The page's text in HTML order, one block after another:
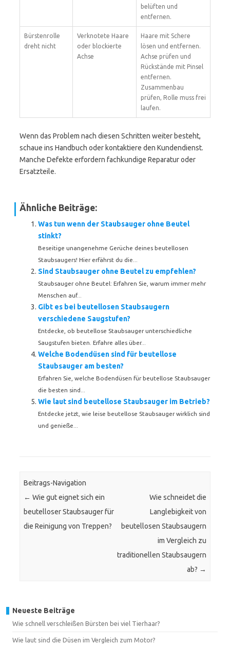
belüften und
entfernen.
Bürstenrolle
dreht nicht
Verknotete Haare
oder blockierte
Achse
Haare mit Schere
lösen und entfernen.
Achse prüfen und
Rückstände mit Pinsel
entfernen.
Zusammenbau
prüfen, Rolle muss frei
laufen.
Wenn das Problem nach diesen Schritten weiter besteht,
schaue ins Handbuch oder kontaktiere den Kundendienst.
Manche Defekte erfordern fachkundige Reparatur oder
Ersatzteile.
Ähnliche Beiträge:
Was tun wenn der Staubsauger ohne Beutel
stinkt?
Beseitige unangenehme Gerüche deines beutellosen
Staubsaugers! Hier erfährst du die...
Sind Staubsauger ohne Beutel zu empfehlen?
Staubsauger ohne Beutel: Erfahren Sie, warum immer mehr
Menschen auf...
Gibt es bei beutellosen Staubsaugern
verschiedene Saugstufen?
Entdecke, ob beutellose Staubsauger unterschiedliche
Saugstufen bieten. Erfahre alles über...
Welche Bodendüsen sind für beutellose
Staubsauger am besten?
Erfahren Sie, welche Bodendüsen für beutellose Staubsauger
die besten sind...
Wie laut sind beutellose Staubsauger im Betrieb?
Entdecke jetzt, wie leise beutellose Staubsauger wirklich sind
und genieße...
Beitrags-Navigation
← Wie gut eignet sich ein
beutelloser Staubsauger für
die Reinigung von Treppen?
Wie schneidet die
Langlebigkeit von
beutellosen Staubsaugern
im Vergleich zu
traditionellen Staubsaugern
ab? →
Neueste Beiträge
Wie schnell verschleißen Bürsten bei viel Tierhaar?
Wie laut sind die Düsen im Vergleich zum Motor?